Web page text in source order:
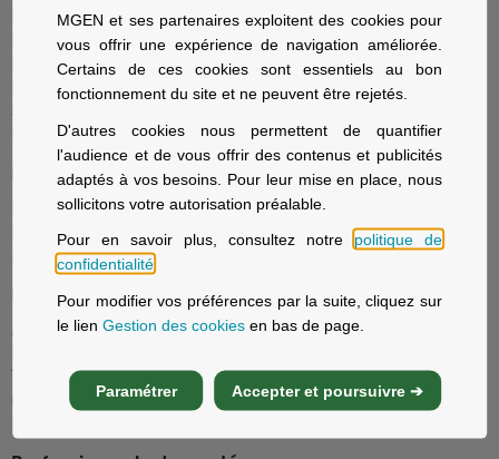
MGEN et ses partenaires exploitent des cookies pour
vous offrir une expérience de navigation améliorée.
Certains de ces cookies sont essentiels au bon
fonctionnement du site et ne peuvent être rejetés.
D'autres cookies nous permettent de quantifier
l'audience et de vous offrir des contenus et publicités
adaptés à vos besoins. Pour leur mise en place, nous
sollicitons votre autorisation préalable.
Pour en savoir plus, consultez notre politique de
confidentialité
Pour modifier vos préférences par la suite, cliquez sur
le lienGestion des cookies en bas de page.
Paramétrer Accepter et poursuivre ➔
Nos offres santé et prévoyance
Nos offres assurance voyage
Nos offres assurance immobilier
Nos offres assurance prévoyance
La sécurité sociale avec MGEN
Employeurs
Fonction publique d'État, Éducation nationale
Fonction publique hospitalière
MGEN Solutions, contrats collectifs
Patients
Acteur Global de Santé
Tous nos établissements d'hospitalisation, de soins et
d'hébergement